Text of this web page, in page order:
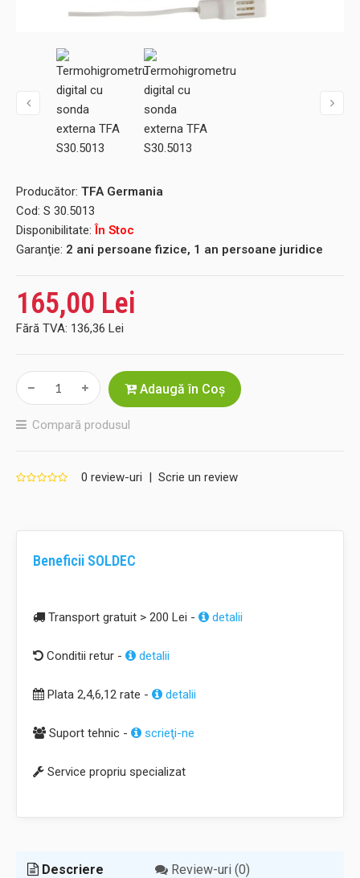
Producător: TFA Germania
Cod: S 30.5013
Disponibilitate: În Stoc
Garanţie: 2 ani persoane fizice, 1 an persoane juridice
165,00 Lei
Fără TVA: 136,36 Lei
Adaugă în Coş
Compară produsul
0 review-uri | Scrie un review
Beneficii SOLDEC
Transport gratuit > 200 Lei - detalii
Conditii retur - detalii
Plata 2,4,6,12 rate - detalii
Suport tehnic - scrieţi-ne
Service propriu specializat
Descriere Review-uri (0)